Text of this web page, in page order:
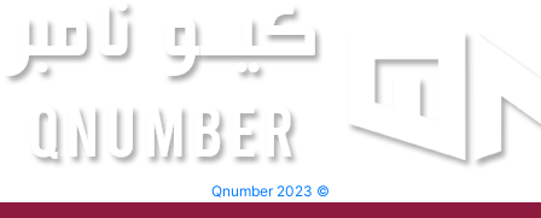
Qnumber 2023 ©